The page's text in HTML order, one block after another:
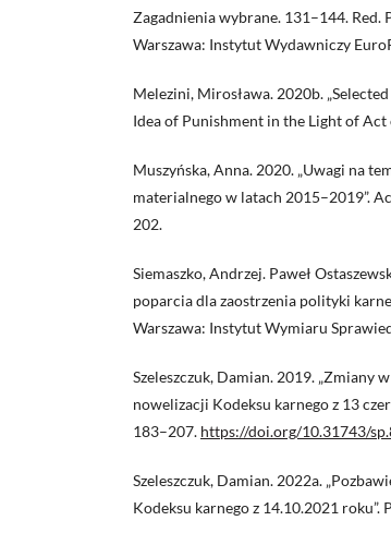
Zagadnienia wybrane. 131–144. Red.
Warszawa: Instytut Wydawniczy
Melezini, Mirosława. 2020b.
Idea of Punishment in the Light of Act
Muszyńska, Anna. 2020. „Uwagi na
materialnego w latach 2015–2019”.
202.
Siemaszko, Andrzej. Paweł
poparcia dla zaostrzenia polityki
Warszawa: Instytut Wymiaru
Szeleszczuk, Damian. 2019. „Zmiany
nowelizacji Kodeksu karnego z 13
183–207. https://doi.org/10.31743/
Szeleszczuk, Damian. 2022a.
Kodeksu karnego z 14.10.2021 roku”.